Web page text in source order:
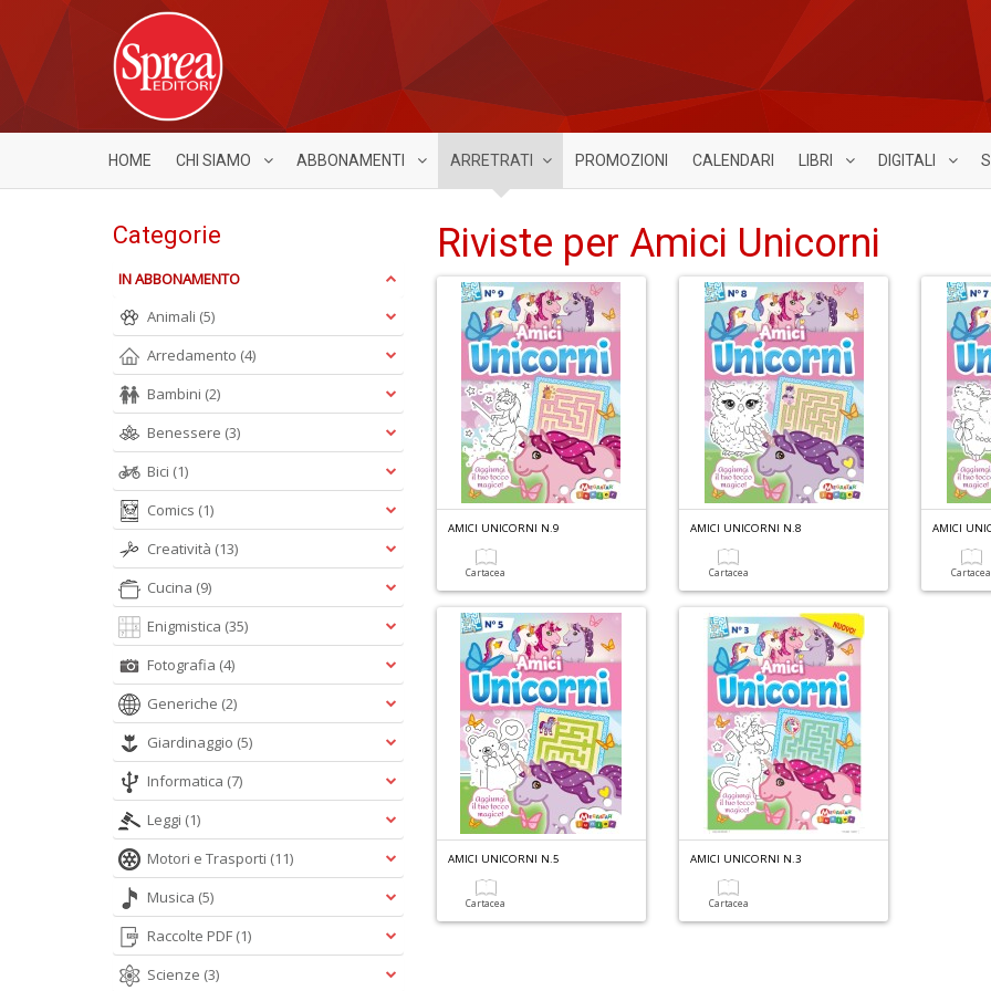
HOME CHI SIAMO ABBONAMENTI ARRETRATI PROMOZIONI CALENDARI LIBRI DIGITALI
Riviste per Amici Unicorni
AMICI UNICORNI N.9
Cartacea
AMICI UNICORNI N.8
Cartacea
AMICI
Cartacea
AMICI UNICORNI N.5
Cartacea
AMICI UNICORNI N.3
Cartacea
Categorie
IN ABBONAMENTO
Animali (5)
Arredamento (4)
Bambini (2)
Benessere (3)
Bici (1)
Comics (1)
Creatività (13)
Cucina (9)
Enigmistica (35)
Fotografia (4)
Generiche (2)
Giardinaggio (5)
Informatica (7)
Leggi (1)
Motori e Trasporti (11)
Musica (5)
Raccolte PDF (1)
Scienze (3)